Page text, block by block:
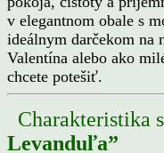
v elegantnom obale s
ideálnym darčekom na
Valentína alebo ako
chcete potešiť.
Charakteristika
Levanduľa”